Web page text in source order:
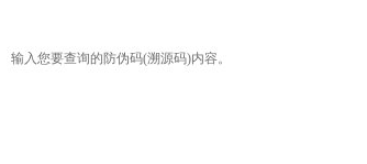
输入您要查询的防伪码(溯源码)内容。